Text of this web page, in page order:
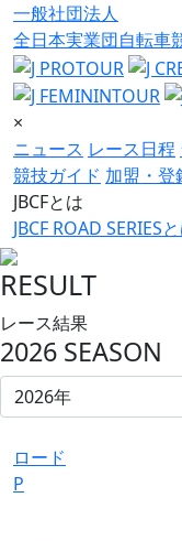
一般社団法人
全日本実業団自転車
×
ニュース レース日程
競技ガイド 加盟・登
JBCFとは
JBCF ROAD SERIES
RESULT
レース結果
2026 SEASON
ロード
P